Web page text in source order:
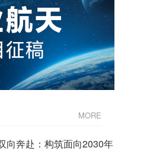
MORE
向奔赴：构筑面向2030年